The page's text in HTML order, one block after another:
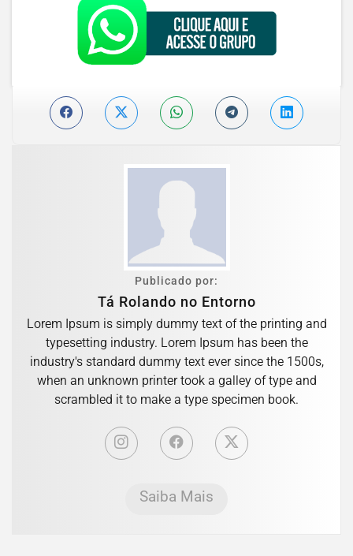
Publicado por:
Tá Rolando no Entorno
Lorem Ipsum is simply dummy text of the printing and
typesetting industry. Lorem Ipsum has been the
industry's standard dummy text ever since the 1500s,
when an unknown printer took a galley of type and
scrambled it to make a type specimen book.
Saiba Mais